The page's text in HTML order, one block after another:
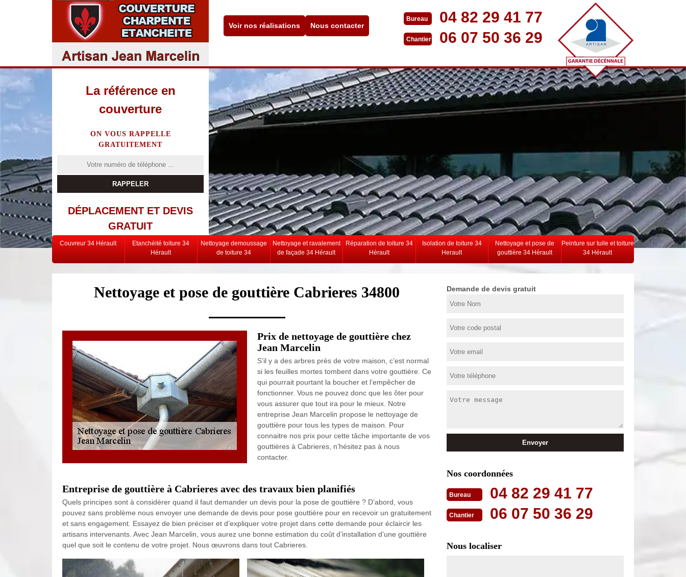
Voir nos réalisations Nous contacter
Bureau 04 82 29 41 77
Chantier 06 07 50 36 29
La référence en
couverture
ON VOUS RAPPELLE
GRATUITEMENT
DÉPLACEMENT ET DEVIS
GRATUIT
Couvreur 34 Hérault
Etanchéité toiture 34
Hérault
Nettoyage demoussage
de toiture 34
Nettoyage et ravalement
de façade 34 Hérault
Réparation de toiture 34
Hérault
Isolation de toiture 34
Herault
Nettoyage et pose de
gouttière 34 Hérault
Peinture sur tuile et toiture
34 Hérault
Nettoyage et pose de gouttière Cabrieres 34800
Prix de nettoyage de gouttière chez
Jean Marcelin
S’il y a des arbres près de votre maison, c’est normal
si les feuilles mortes tombent dans votre gouttière. Ce
qui pourrait pourtant la boucher et l’empêcher de
fonctionner. Vous ne pouvez donc que les ôter pour
vous assurer que tout ira pour le mieux. Notre
entreprise Jean Marcelin propose le nettoyage de
gouttière pour tous les types de maison. Pour
connaitre nos prix pour cette tâche importante de vos
gouttières à Cabrieres, n’hésitez pas à nous
contacter.
Entreprise de gouttière à Cabrieres avec des travaux bien planifiés
Quels principes sont à considérer quand il faut demander un devis pour la pose de gouttière ? D’abord, vous
pouvez sans problème nous envoyer une demande de devis pour pose gouttière pour en recevoir un gratuitement
et sans engagement. Essayez de bien préciser et d’expliquer votre projet dans cette demande pour éclaircir les
artisans intervenants. Avec Jean Marcelin, vous aurez une bonne estimation du coût d’installation d’une gouttière
quel que soit le contenu de votre projet. Nous œuvrons dans tout Cabrieres.
Demande de devis gratuit
Nos coordonnées
Bureau 04 82 29 41 77
Chantier 06 07 50 36 29
Nous localiser